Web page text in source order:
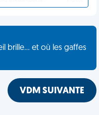
brille... et où les gaffes
VDM SUIVANTE